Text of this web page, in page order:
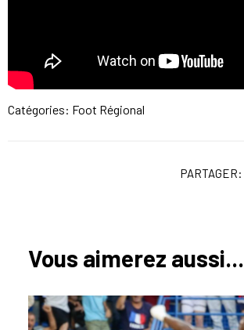
Catégories: Foot Régional
PARTAGER:
Vous aimerez aussi...